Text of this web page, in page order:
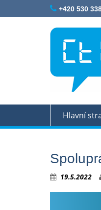
to
+420 530
Hlavní
19.5.2022